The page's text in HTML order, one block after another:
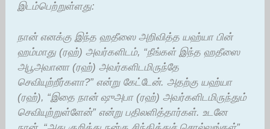
இடம்பெற்றுள்ளது:
நான் எனக்கு இந்த ஹதீஸை அறிவித்த யஹ்யா பின்
ஹம்மாது (ரஹ்) அவர்களிடம், “நீங்கள் இந்த ஹதீஸை
அபூஅவானா (ரஹ்) அவர்களிடமிருந்தே
செவியுற்றீர்களா?” என்று கேட்டேன். அதற்கு யஹ்யா
(ரஹ்), “இதை நான் ஷுஅபா (ரஹ்) அவர்களிடமிருந்தும்
செவியுற்றுள்ளேன்” என்று பதிலளித்தார்கள். உடனே